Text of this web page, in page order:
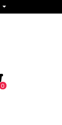
0